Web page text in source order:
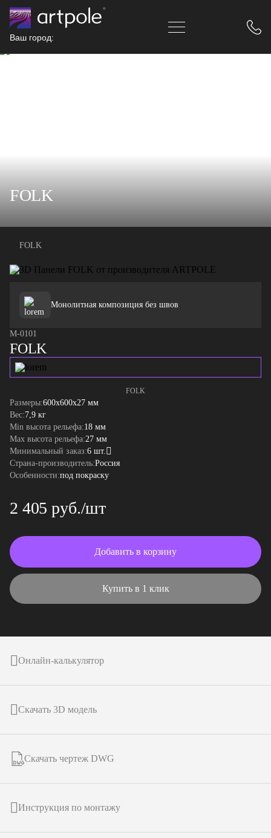
Ваш город:
FOLK
FOLK
Монолитная композиция без швов
М-0101
FOLK
FOLK
Размеры:600x600x27 мм
Вес:7,9 кг
Min высота рельефа:18 мм
Max высота рельефа:27 мм
Минимальный заказ:6 шт.
Страна-производитель:Россия
Особенности:под покраску
2 405 руб./шт
Добавить в корзину
Купить в 1 клик
Онлайн-калькулятор
Скачать 3D модель
Скачать чертеж DWG
Инструкция по монтажу